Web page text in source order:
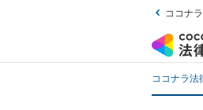
ココナ
ココナラ法